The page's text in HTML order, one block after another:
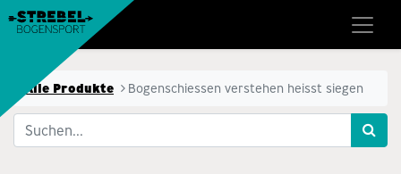
Alle Produkte ​Bogenschiessen verstehen heisst siegen